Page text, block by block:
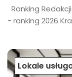
Ranking
- ranking 2026
Lokale